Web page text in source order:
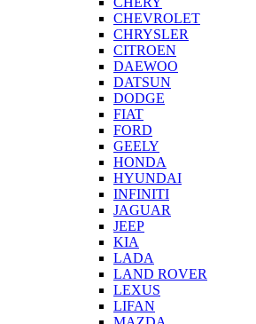
CHEVROLET
CHRYSLER
CITROEN
DAEWOO
DATSUN
DODGE
FIAT
FORD
GEELY
HONDA
HYUNDAI
INFINITI
JAGUAR
JEEP
KIA
LADA
LAND ROVER
LEXUS
LIFAN